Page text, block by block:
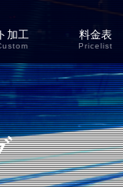
加工 料金表
Pricelist